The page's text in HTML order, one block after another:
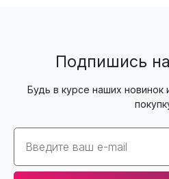
Подпишись
Будь в курсе наших новинок
Email